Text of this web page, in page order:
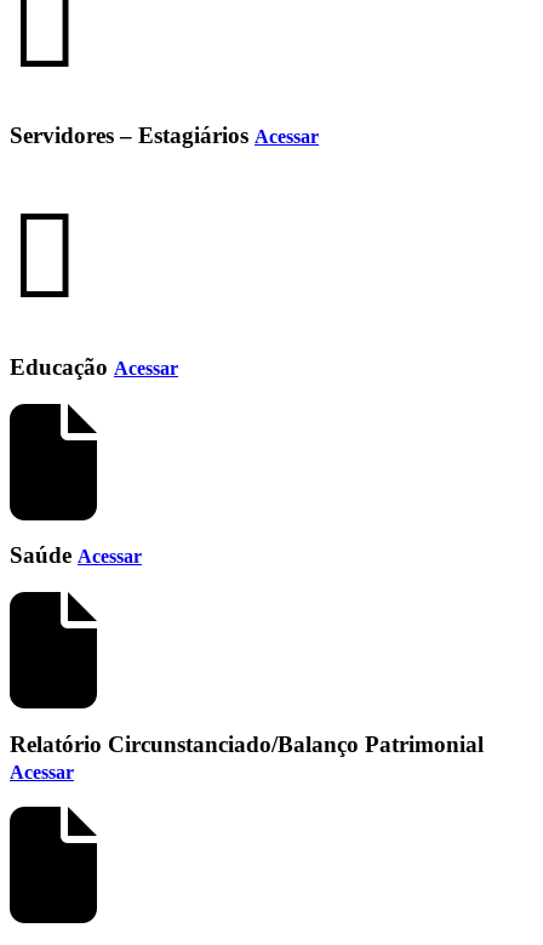
Servidores – Estagiários Acessar
Educação Acessar
Saúde Acessar
Relatório Circunstanciado/Balanço Patrimonial
Acessar